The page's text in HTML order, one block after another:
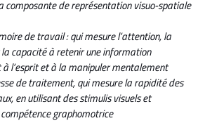
composante de représentation visuo-spatiale
de travail : qui mesure l’attention, la
capacité à retenir une information
l’esprit et à la manipuler mentalement
de traitement, qui mesure la rapidité des
en utilisant des stimulis visuels et
graphomotrice